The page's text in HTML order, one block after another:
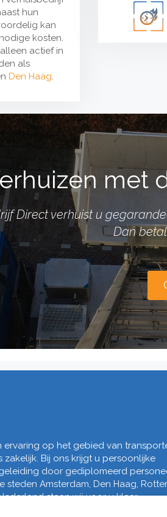
hun
kan
kosten.
actief in
als
Den Haag.
met
Direct verhuist u
Dan
ervaring op het gebied van
Bij ons krijgt u persoonlijke
door gediplomeerd
steden Amsterdam, Den Haag,
staan wij voor u klaar.